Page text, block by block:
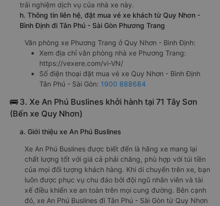
trải nghiệm dịch vụ của nhà xe này.
h. Thông tin liên hệ, đặt mua vé xe khách từ Quy Nhơn -
Bình Định đi Tân Phú - Sài Gòn Phương Trang
Văn phòng xe Phương Trang ở Quy Nhơn - Bình Định:
Xem địa chỉ văn phòng nhà xe Phương Trang:
https://vexere.com/vi-VN/
Số điện thoại đặt mua vé xe Quy Nhơn - Bình Định
Tân Phú - Sài Gòn: 1900 888684
🚌 3. Xe An Phú Buslines khởi hành tại 71 Tây Sơn
(Bến xe Quy Nhơn)
a. Giới thiệu xe An Phú Buslines
Xe An Phú Buslines được biết đến là hãng xe mang lại
chất lượng tốt với giá cả phải chăng, phù hợp với túi tiền
của mọi đối tượng khách hàng. Khi di chuyển trên xe, bạn
luôn được phục vụ chu đáo bởi đội ngũ nhân viên và tài
xế điều khiển xe an toàn trên mọi cung đường. Bên cạnh
đó, xe An Phú Buslines đi Tân Phú - Sài Gòn từ Quy Nhơn